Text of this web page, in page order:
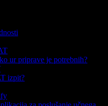
ur priprave je potrebnih?
izpit?